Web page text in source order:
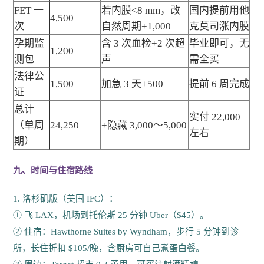
FET 一
次
4,500
若内膜<8 mm，改
自然周期+1,000
国内提前用他
克莫司涨内膜
孕期监
测包
1,200
含 3 次血检+2 次超
声
毕业即可，无
需全买
法律公
证
1,500 加急 3 天+500 提前 6 周完成
总计
（单周
期）
24,250 +隐藏 3,000～5,000
实付 22,000
左右
九、时间与住宿路线
1. 洛杉矶版（美国 IFC）：
① 飞 LAX，机场到托伦斯 25 分钟 Uber（$45）。
② 住宿：Hawthorne Suites by Wyndham，步行 5 分钟到诊
所，长住折扣 $105/晚，含厨房可自己煮蛋白餐。